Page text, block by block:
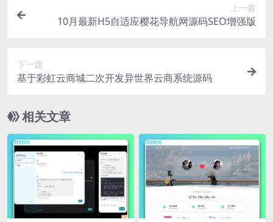
上一篇
10月最新H5自适应樱花导航网源码SEO增强版
下一篇
基于彩虹云商城二次开发异世界云商系统源码
相关文章